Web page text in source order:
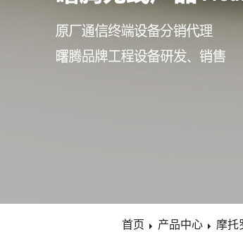
首页 产品中心 摩托